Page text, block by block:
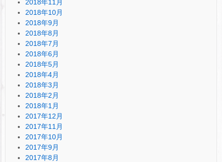
2018年11月
2018年10月
2018年9月
2018年8月
2018年7月
2018年6月
2018年5月
2018年4月
2018年3月
2018年2月
2018年1月
2017年12月
2017年11月
2017年10月
2017年9月
2017年8月